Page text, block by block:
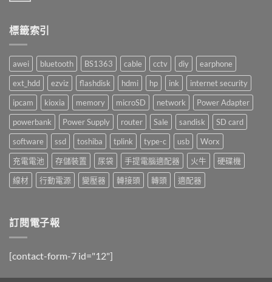
中
標籤索引
awei bluetooth BS1363 cable cctv diy
earphone
ext_hdd
ezviz flashdisk hdmi hp ink
internet security
ipcam
kioxia memory microSD network
Power Adapter
powerbank
Power Supply router Sale sandisk
SD card
software
ssd toshiba tplink type-c usb
Worx
充電電池
存儲裝置 尿袋 手提電腦適配器 火牛
硬碟機
線材
行動電源 變壓器 轉接頭 轉頭 適配器
訂閱電子報
[contact-form-7 id="12"]